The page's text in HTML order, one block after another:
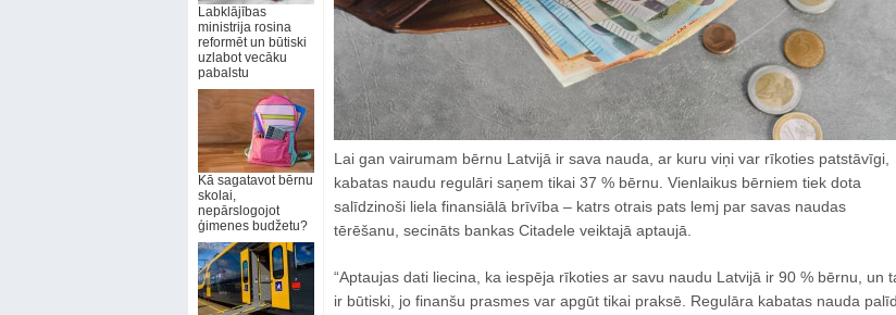
Labklājības
ministrija rosina
reformēt un būtiski
uzlabot vecāku
pabalstu
Kā sagatavot bērnu
skolai,
nepārslogojot
ģimenes budžetu?
Lai gan vairumam bērnu Latvijā ir sava nauda, ar kuru viņi var rīkoties patstāvīgi,
kabatas naudu regulāri saņem tikai 37 % bērnu. Vienlaikus bērniem tiek dota
salīdzinoši liela finansiālā brīvība – katrs otrais pats lemj par savas naudas
tērēšanu, secināts bankas Citadele veiktajā aptaujā.
“Aptaujas dati liecina, ka iespēja rīkoties ar savu naudu Latvijā ir 90 % bērnu, un
ir būtiski, jo finanšu prasmes var apgūt tikai praksē. Regulāra kabatas nauda